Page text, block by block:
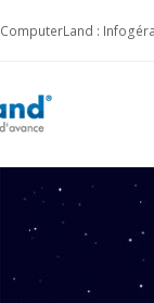
ComputerLand :